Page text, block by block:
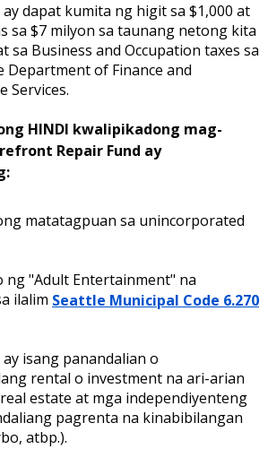
dapat kumita ng higit sa $1,000 at
sa $7 milyon sa taunang netong kita
sa Business and Occupation taxes sa
Department of Finance and
Services.
HINDI kwalipikadong mag-
Repair Fund ay
matatagpuan sa unincorporated
ng "Adult Entertainment" na
ilalim Seattle Municipal Code 6.270
isang panandalian o
rental o investment na ari-arian
estate at mga independiyenteng
pagrenta na kinabibilangan
atbp.).